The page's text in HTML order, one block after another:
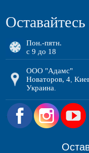
Пон.-пятн.
с 9 до 18
ООО "Адамс"
Новаторов, 4 ,
Украина
.